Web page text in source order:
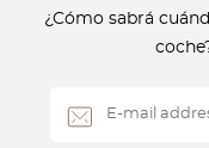
¿Cómo sabrá